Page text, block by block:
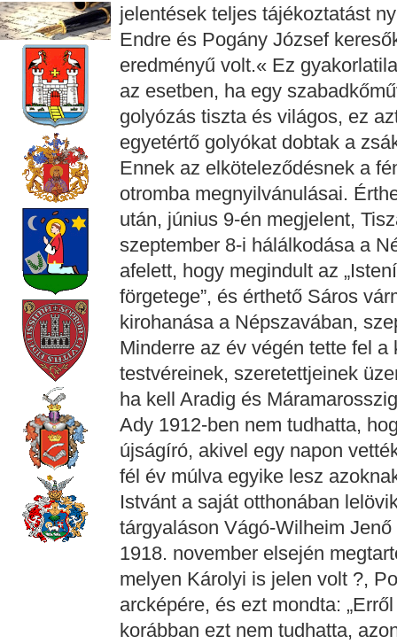
jelentések teljes tájékoztatást
Endre és Pogány József
eredményű volt.« Ez
az esetben, ha egy
golyózás tiszta és világos, ez
egyetértő golyókat dobtak a
Ennek az elköteleződésnek a
otromba megnyilvánulásai.
után, június 9-én megjelent,
szeptember 8-i hálálkodása a
afelett, hogy megindult az
förgetege”, és érthető Sáros
kirohanása a Népszavában,
Minderre az év végén tette fel
testvéreinek, szeretettjeinek
ha kell Aradig és
Ady 1912-ben nem tudhatta,
újságíró, akivel egy napon
fél év múlva egyike lesz
Istvánt a saját otthonában
tárgyaláson Vágó-Wilheim
1918. november elsején
melyen Károlyi is jelen volt ?,
arcképére, és ezt mondta:
korábban ezt nem tudhatta,